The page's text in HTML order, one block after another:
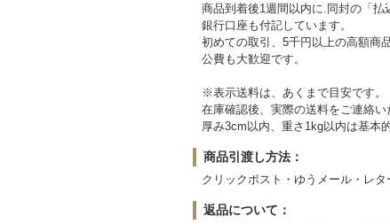
商品到着後1週間以内に.同封の「
銀行口座も付記しています。
初めての取引、5千円以上の高額商
公費も大歓迎です。
※表示送料は、あくまで目安です。
在庫確認後、実際の送料をご連絡い
厚み3cm以内、重さ1kg以内は基本
商品引渡し方法：
クリックポスト・ゆうメール・レ
返品について：